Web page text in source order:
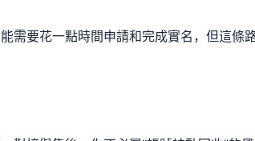
需要花一點時間申請和完成實名，但這條